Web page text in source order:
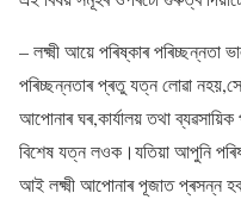
– লক্ষ্মী আয়ে পৰিষ্কাৰ পৰিচ্ছন্নতা
পৰিচ্ছন্নতাৰ প্ৰতু যত্ন লোৱা
আপোনাৰ ঘৰ,কাৰ্যালয় তথা
বিশেষ যত্ন লওক।যতিয়া আপুনি
আই লক্ষ্মী আপোনাৰ পূজাত প্ৰসন্ন